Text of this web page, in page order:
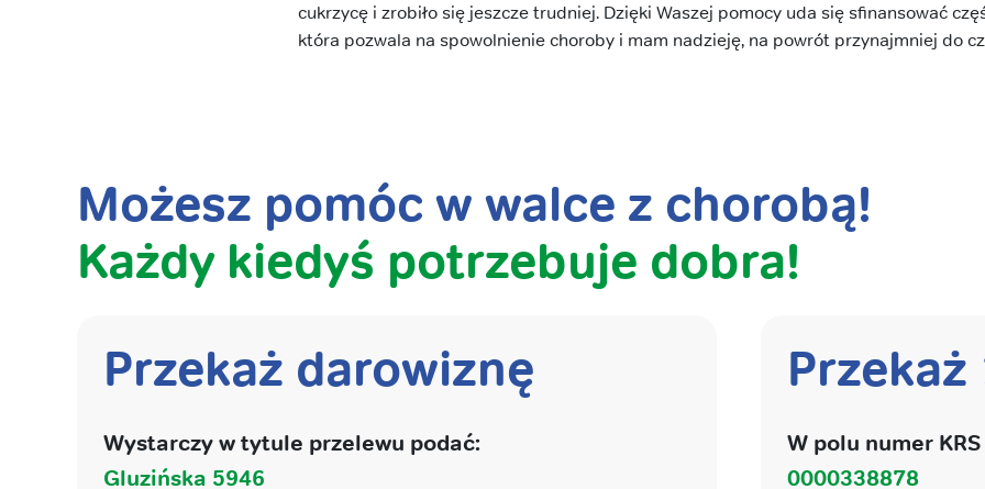
cukrzycę i zrobiło się jeszcze trudniej. Dzięki Waszej pomocy uda się sfinansować
która pozwala na spowolnienie choroby i mam nadzieję, na powrót przynajmniej do
Możesz pomóc w walce z chorobą!
Każdy kiedyś potrzebuje dobra!
Przekaż darowiznę
Wystarczy w tytule przelewu podać:
Gluzińska 5946
W polu numer
0000338878